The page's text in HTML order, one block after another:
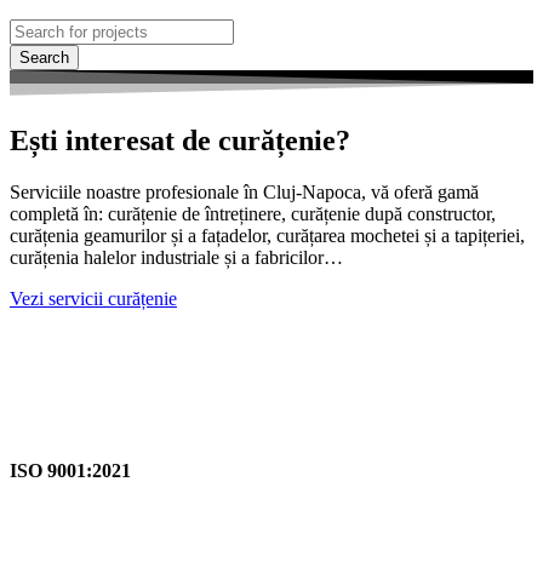
Search
Ești interesat de curățenie?
Serviciile noastre profesionale în Cluj-Napoca, vă oferă gamă
completă în: curățenie de întreținere, curățenie după constructor,
curățenia geamurilor și a fațadelor, curățarea mochetei și a tapițeriei,
curățenia halelor industriale și a fabricilor…
Vezi servicii curățenie
ISO 9001:2021